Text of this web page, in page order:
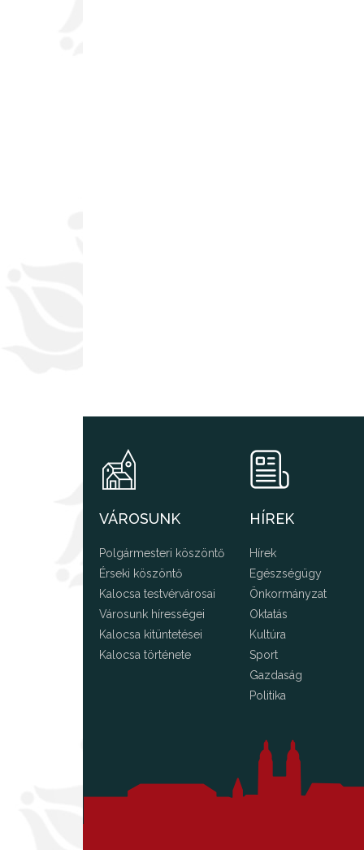
VÁROSUNK
Polgármesteri köszöntő
Érseki köszöntő
Kalocsa testvérvárosai
Városunk hírességei
Kalocsa kitüntetései
Kalocsa története
HÍREK
Hírek
Egészségügy
Önkormányzat
Oktatás
Kultúra
Sport
Gazdaság
Politika